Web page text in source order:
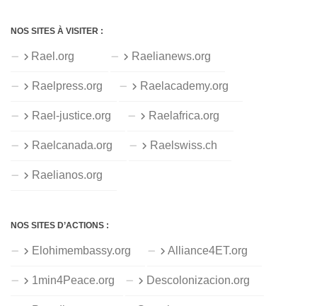
NOS SITES À VISITER :
Rael.org Raelianews.org
Raelpress.org Raelacademy.org
Rael-justice.org Raelafrica.org
Raelcanada.org Raelswiss.ch
Raelianos.org
NOS SITES D’ACTIONS :
Elohimembassy.org Alliance4ET.org
1min4Peace.org Descolonizacion.org